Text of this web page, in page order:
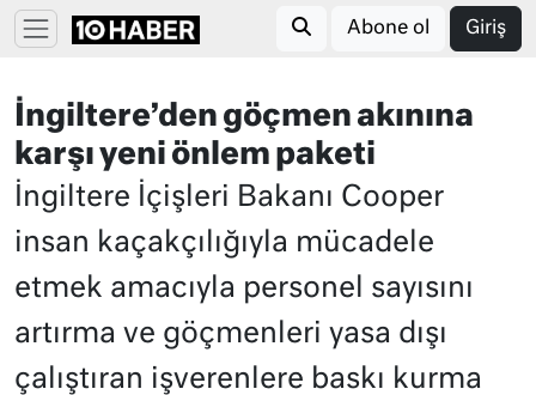
Abone ol Giriş
İngiltere’den göçmen akınına
karşı yeni önlem paketi
İngiltere İçişleri Bakanı Cooper
insan kaçakçılığıyla mücadele
etmek amacıyla personel sayısını
artırma ve göçmenleri yasa dışı
çalıştıran işverenlere baskı kurma